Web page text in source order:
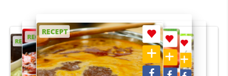
RECEPT
RECEPT
RECEPT
RECEPT
RECEPT